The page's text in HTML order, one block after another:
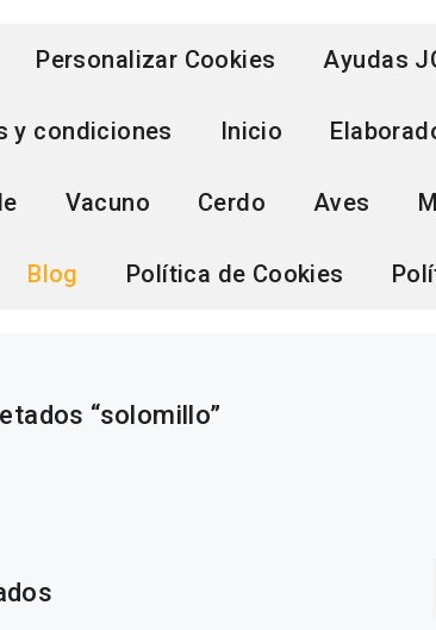
Personalizar Cookies Ayudas
y condiciones Inicio
Vacuno Cerdo Aves
Blog Política de Cookies
“solomillo”